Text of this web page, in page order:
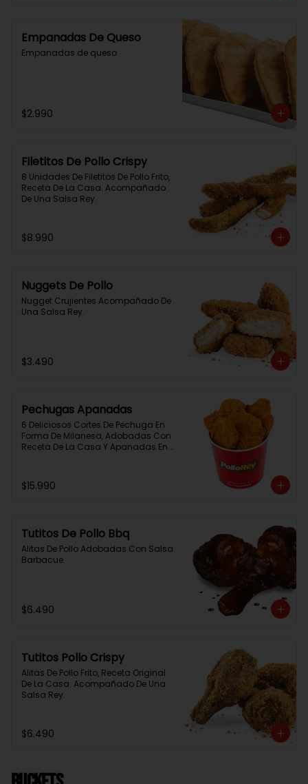
Empanadas De Queso
Empanadas de queso
$2.990
Filetitos De Pollo Crispy
8 Unidades De Filetitos De Pollo Frito,
Receta De La Casa. Acompañado
De Una Salsa Rey.
$8.990
Nuggets De Pollo
Nugget Crujientes Acompañado De
Una Salsa Rey.
$3.490
Pechugas Apanadas
6 Deliciosos Cortes De Pechuga En
Forma De Milanesa, Adobadas Con
Receta De La Casa Y Apanadas En
$15.990
Tutitos De Pollo Bbq
Alitas De Pollo Adobadas Con Salsa
Barbacue.
$6.490
Tutitos Pollo Crispy
Alitas De Pollo Frito, Receta Original
De La Casa. Acompañado De Una
Salsa Rey.
$6.490